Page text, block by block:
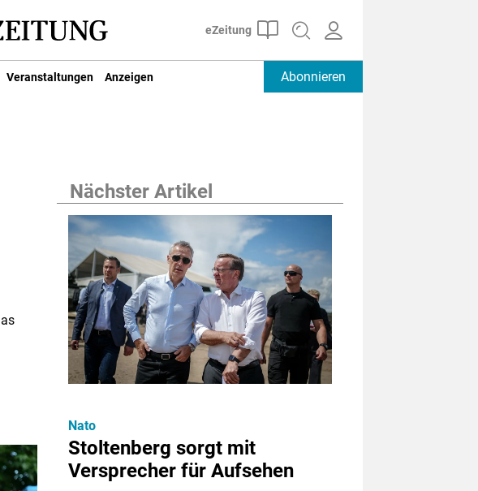
Veranstaltungen Anzeigen Abonnieren
Nächster Artikel
Stoltenberg sorgt mit
Versprecher für Aufsehen
Nato